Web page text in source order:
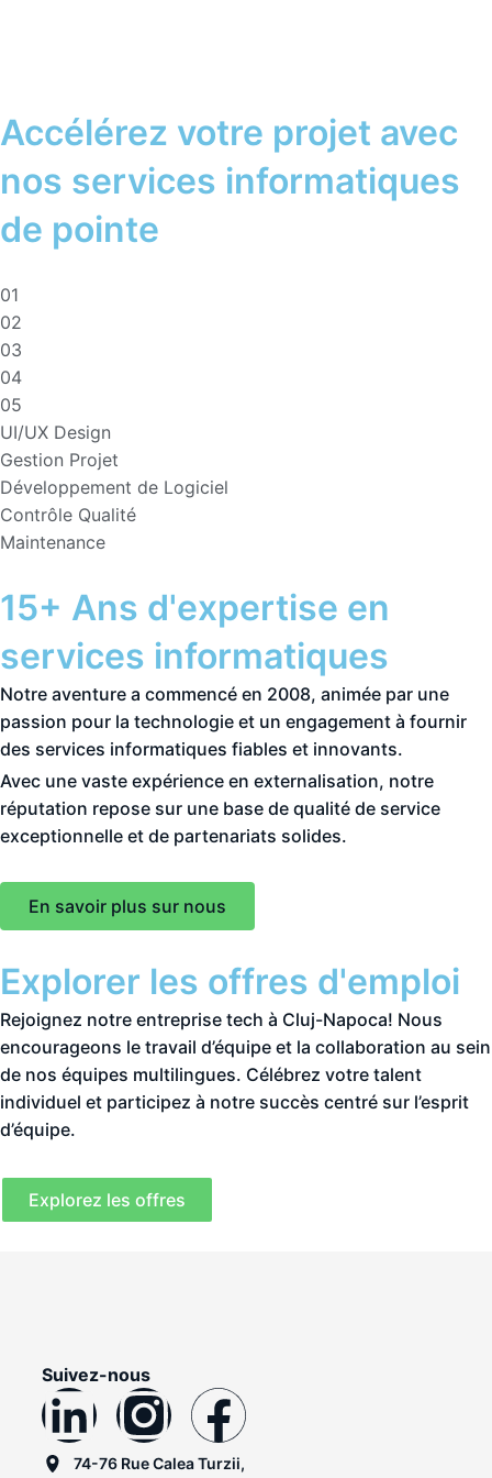
Accélérez votre projet avec
nos services informatiques
de pointe
01
02
03
04
05
UI/UX Design
Gestion Projet
Développement de Logiciel
Contrôle Qualité
Maintenance
15+ Ans d'expertise en
services informatiques
Notre aventure a commencé en 2008, animée par une
passion pour la technologie et un engagement à fournir
des services informatiques fiables et innovants.
Avec une vaste expérience en externalisation, notre
réputation repose sur une base de qualité de service
exceptionnelle et de partenariats solides.
En savoir plus sur nous
Explorer les offres d'emploi
Rejoignez notre entreprise tech à Cluj-Napoca! Nous
encourageons le travail d’équipe et la collaboration au sein
de nos équipes multilingues. Célébrez votre talent
individuel et participez à notre succès centré sur l’esprit
d’équipe.
Explorez les offres
Suivez-nous
74-76 Rue Calea Turzii,